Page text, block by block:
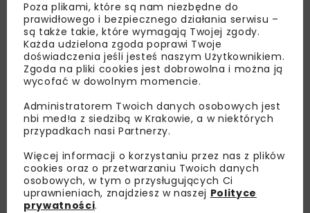
nas najlepsze informacje branżowe,
zaproszenia na wydarzenia, atrakcyjne oferty i
dedykowane akcje specjalne.
Zapoznałam/em się zPolityką Prywatności i
Regulaminemoraz wyrażam zgodę na otrzymywanie na
podany przeze mnie adres e-mail korespondencji
handlowej w postaci newslettera.
ZAPISZ MNIE
Poza plikami, które są nam niezbędne do
prawidłowego i bezpiecznego działania serwisu –
są także takie, które wymagają Twojej zgody.
Każda udzielona zgoda poprawi Twoje
doświadczenia jeśli jesteś naszym Użytkownikiem.
Zgoda na pliki cookies jest dobrowolna i można ją
wycofać w dowolnym momencie.
Administratorem Twoich danych osobowych jest
nbi med!a z siedzibą w Krakowie, a w niektórych
przypadkach nasi Partnerzy.
Więcej informacji o korzystaniu przez nas z plików
cookies oraz o przetwarzaniu Twoich danych
osobowych, w tym o przysługujących Ci
uprawnieniach, znajdziesz w naszej Polityce
prywatności.